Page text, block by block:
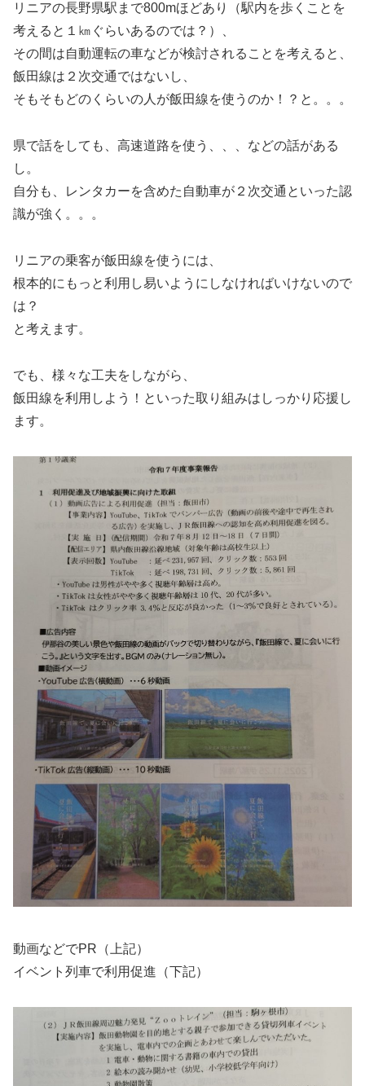
リニアの長野県駅まで800mほどあり（駅内を歩くことを
考えると１㎞ぐらいあるのでは？）、
その間は自動運転の車などが検討されることを考えると、
飯田線は２次交通ではないし、
そもそもどのくらいの人が飯田線を使うのか！？と。。。
県で話をしても、高速道路を使う、、、などの話がある
し。
自分も、レンタカーを含めた自動車が２次交通といった認
識が強く。。。
リニアの乗客が飯田線を使うには、
根本的にもっと利用し易いようにしなければいけないので
は？
と考えます。
でも、様々な工夫をしながら、
飯田線を利用しよう！といった取り組みはしっかり応援し
ます。
動画などでPR（上記）
イベント列車で利用促進（下記）